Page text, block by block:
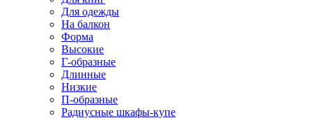
Для одежды
На балкон
Форма
Высокие
Г-образные
Длинные
Низкие
П-образные
Радиусные шкафы-купе